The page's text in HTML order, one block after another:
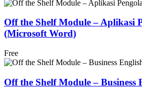
Off the Shelf Module – Aplikasi
(Microsoft Word)
Free
Off the Shelf Module – Business